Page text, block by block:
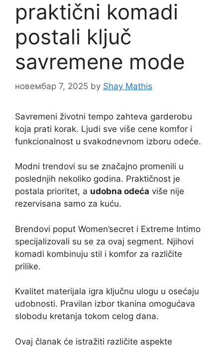
praktični komadi
postali ključ
savremene mode
новембар 7, 2025 by Shay Mathis
Savremeni životni tempo zahteva garderobu
koja prati korak. Ljudi sve više cene komfor i
funkcionalnost u svakodnevnom izboru odeće.
Modni trendovi su se značajno promenili u
poslednjih nekoliko godina. Praktičnost je
postala prioritet, a udobna odeća više nije
rezervisana samo za kuću.
Brendovi poput Women’secret i Extreme Intimo
specijalizovali su se za ovaj segment. Njihovi
komadi kombinuju stil i komfor za različite
prilike.
Kvalitet materijala igra ključnu ulogu u osećaju
udobnosti. Pravilan izbor tkanina omogućava
slobodu kretanja tokom celog dana.
Ovaj članak će istražiti različite aspekte